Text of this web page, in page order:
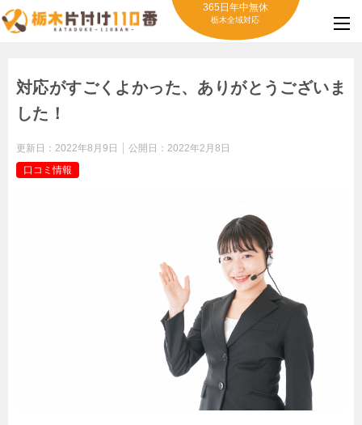
365日年中無休
栃木全域対応
対応がすごくよかった、ありがとうございま
した！
更新日： 2022年8月9日 公開日： 2022年2月8日
口コミ情報